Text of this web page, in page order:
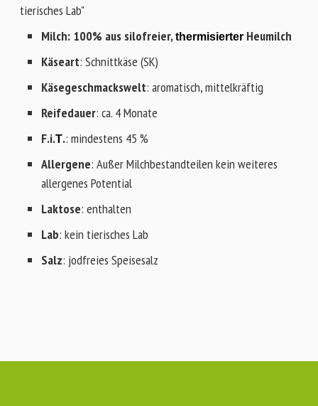
tierisches Lab"
Milch: 100% aus silofreier,thermisierterHeumilch
Käseart: Schnittkäse (SK)
Käsegeschmackswelt: aromatisch, mittelkräftig
Reifedauer: ca. 4 Monate
F.i.T.: mindestens 45 %
Allergene: Außer Milchbestandteilen kein weiteres
allergenes Potential
Laktose: enthalten
Lab: kein tierisches Lab
Salz: jodfreies Speisesalz